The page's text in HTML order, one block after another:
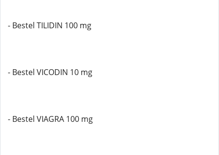
- Bestel TILIDIN 100 mg
- Bestel VICODIN 10 mg
- Bestel VIAGRA 100 mg